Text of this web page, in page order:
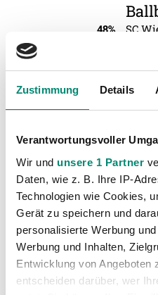
Zustimmung Details
Verantwortungsvoller
Wir und unsere 1 Partner
Daten, wie z. B. Ihre IP-
Technologien wie Cookies,
Gerät zu speichern und
personalisierte Werbung
Werbung und Inhalten,
Entwicklung von Angeboten
entscheiden darüber, wer
48%
SC
79%%
SC
81%%